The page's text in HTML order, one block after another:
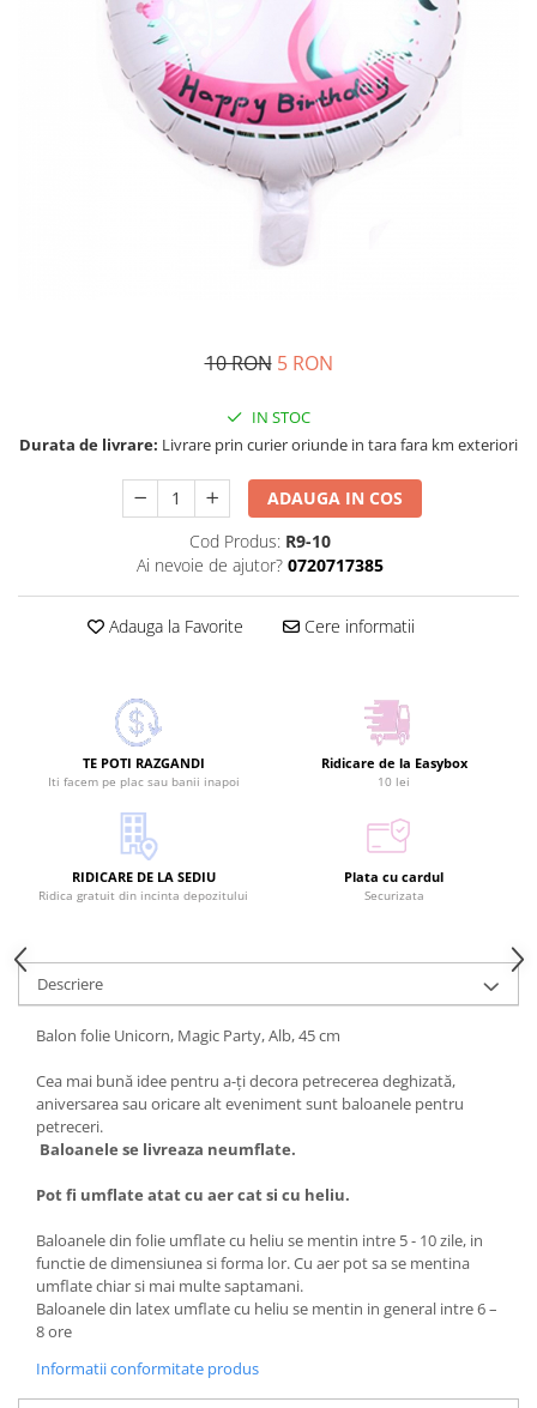
Costume Printi
Costume Vrajitoare Copii
Costume pentru Halloween
Costume Populare
Baloane latex
Pinata petreceri
10 RON 5 RON
IN STOC
Durata de livrare: Livrare prin curier oriunde in tara fara km exteriori
ADAUGA IN COS
Cod Produs: R9-10
Ai nevoie de ajutor? 0720717385
Adauga la Favorite Cere informatii
TE POTI RAZGANDI
Iti facem pe plac sau banii inapoi
Ridicare de la Easybox
10 lei
RIDICARE DE LA SEDIU
Ridica gratuit din incinta depozitului
Plata cu cardul
Securizata
Descriere
Balon folie Unicorn, Magic Party, Alb, 45 cm
Cea mai bună idee pentru a-ți decora petrecerea deghizată,
aniversarea sau oricare alt eveniment sunt baloanele pentru
petreceri.
Baloanele se livreaza neumflate.
Pot fi umflate atat cu aer cat si cu heliu.
Baloanele din folie umflate cu heliu se mentin intre 5 - 10 zile, in
functie de dimensiunea si forma lor. Cu aer pot sa se mentina
umflate chiar si mai multe saptamani.
Baloanele din latex umflate cu heliu se mentin in general intre 6 –
8 ore
Informatii conformitate produs